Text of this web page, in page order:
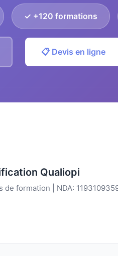
✓ +120 formations
📋 Devis en ligne
Qualiopi
de formation | NDA: